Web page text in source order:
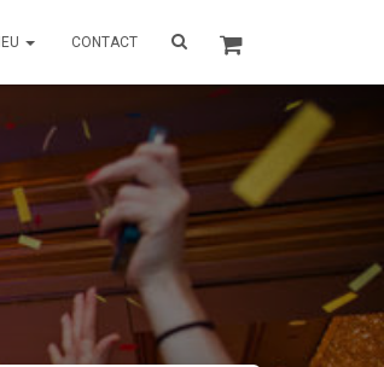
CONTACT